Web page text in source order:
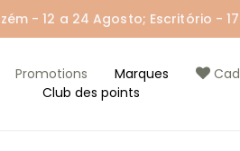
- 12 a 24 Agosto; Escritório -
Promotions Marques
Club des points